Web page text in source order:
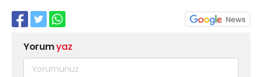
Yorumyaz